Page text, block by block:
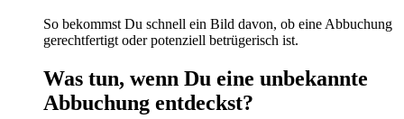
So bekommst Du schnell ein Bild davon, ob eine Abbuchung
gerechtfertigt oder potenziell betrügerisch ist.
Was tun, wenn Du eine unbekannte
Abbuchung entdeckst?